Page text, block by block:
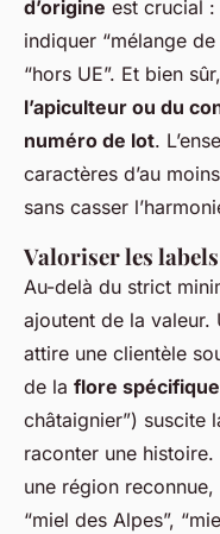
d’origine est crucial
indiquer “mélange
“hors UE”. Et bien
l’apiculteur ou du
numéro de lot.
caractères d’au
sans casser
Valoriser les
Au-delà du strict
ajoutent de la valeur.
attire une clientèle
de la flore spécifique
châtaignier”) suscite
raconter une
une région reconnue,
“miel des Alpes”,